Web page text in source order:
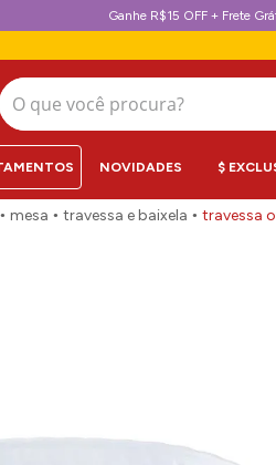
Ganhe R$15 OFF + Frete
O que você procura?
NOVIDADES $
mesa travessa e baixela travessa